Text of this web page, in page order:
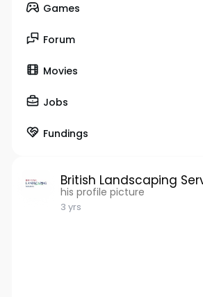
Games
Forum
Movies
Jobs
Fundings
British Landscaping
his profile picture
3 yrs